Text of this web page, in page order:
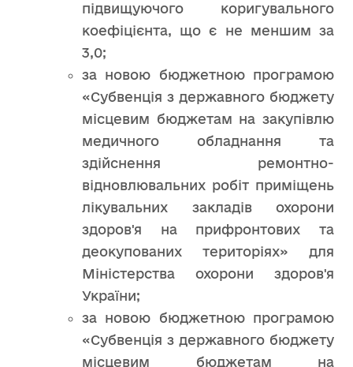
підвищуючого коригувального
коефіцієнта, що є не меншим за
3,0;
за новою бюджетною програмою
«Субвенція з державного бюджету
місцевим бюджетам на закупівлю
медичного обладнання та
здійснення ремонтно-
відновлювальних робіт приміщень
лікувальних закладів охорони
здоров'я на прифронтових та
деокупованих територіях» для
Міністерства охорони здоров'я
України;
за новою бюджетною програмою
«Субвенція з державного бюджету
місцевим бюджетам на